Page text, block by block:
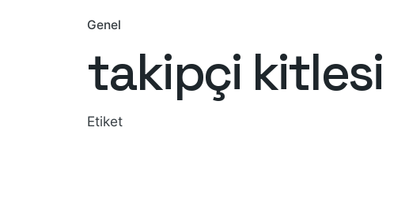
Genel
takipçi kitlesi
Etiket